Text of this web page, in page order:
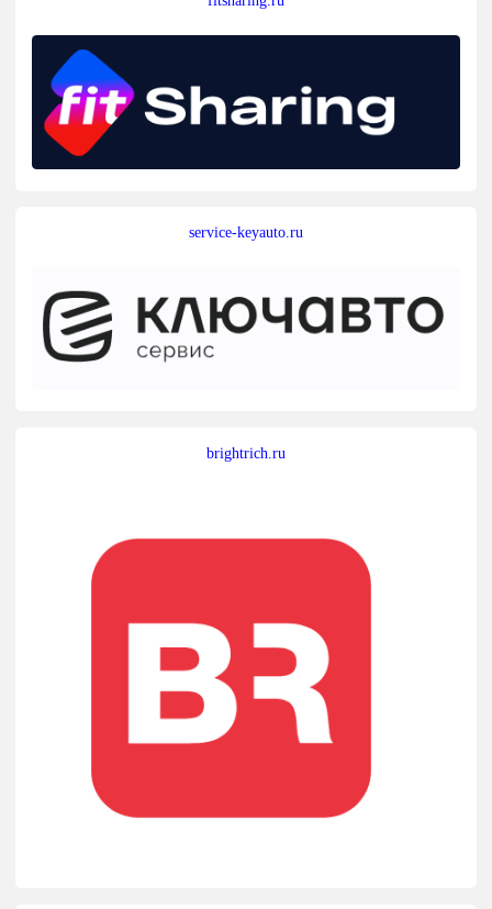
service-keyauto.ru
brightrich.ru